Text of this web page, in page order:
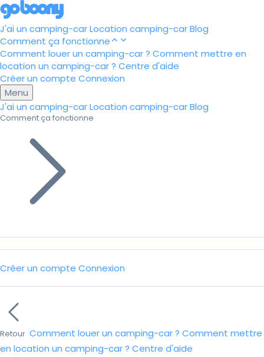
J'ai un camping-carLocation camping-carBlog
Comment ça fonctionne
Comment louer un camping-car ? Comment mettre en
location un camping-car ? Centre d'aide
Créer un compte Connexion
Menu
J'ai un camping-carLocation camping-carBlog
Comment ça fonctionne
Créer un compte Connexion
Retour Comment louer un camping-car ? Comment mettre
en location un camping-car ? Centre d'aide